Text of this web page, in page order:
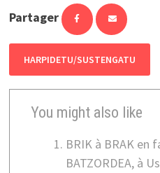
Partager
HARPIDETU/SUSTENGATU
You might also like
BRIK à BRAK en
BATZORDEA, à